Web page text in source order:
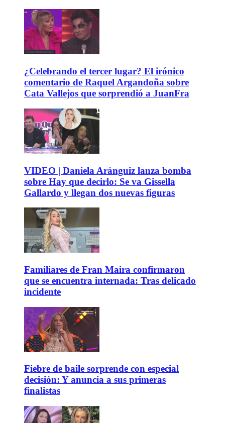
¿Celebrando el tercer lugar? El irónico
comentario de Raquel Argandoña sobre
Cata Vallejos que sorprendió a JuanFra
VIDEO | Daniela Aránguiz lanza bomba
sobre Hay que decirlo: Se va Gissella
Gallardo y llegan dos nuevas figuras
Familiares de Fran Maira confirmaron
que se encuentra internada: Tras delicado
incidente
Fiebre de baile sorprende con especial
decisión: Y anuncia a sus primeras
finalistas